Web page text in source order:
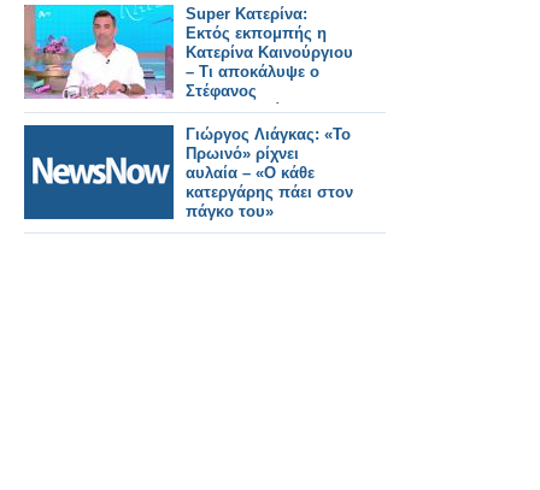
Super Κατερίνα:
Εκτός εκπομπής η
Κατερίνα Καινούργιου
– Τι αποκάλυψε ο
Στέφανος
Κωνσταντινίδης
Γιώργος Λιάγκας: «Το
Πρωινό» ρίχνει
αυλαία – «Ο κάθε
κατεργάρης πάει στον
πάγκο του»